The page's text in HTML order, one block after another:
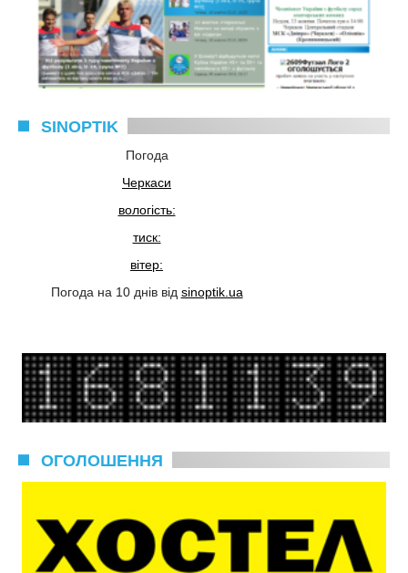
SINOPTIK
Погода
Черкаси
вологість:
тиск:
вітер:
Погода на 10 днів від sinoptik.ua
ОГОЛОШЕННЯ